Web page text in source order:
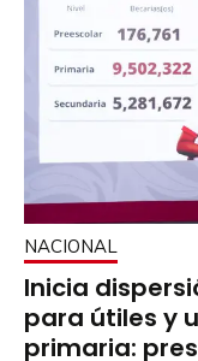
NACIONAL
Inicia
para útiles y
primaria: